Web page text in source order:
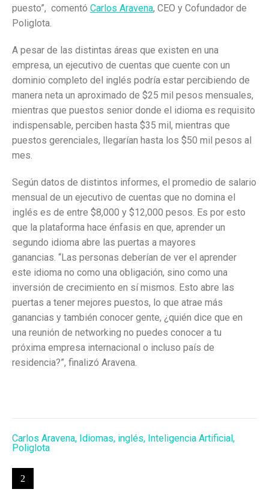
puesto”, comentó Carlos Aravena, CEO y Cofundador de
Poliglota.
A pesar de las distintas áreas que existen en una
empresa, un ejecutivo de cuentas que cuente con un
dominio completo del inglés podría estar percibiendo de
manera neta un aproximado de $25 mil pesos mensuales,
mientras que puestos senior donde el idioma es requisito
indispensable, perciben hasta $35 mil, mientras que
puestos gerenciales, llegarían hasta los $50 mil pesos al
mes.
Según datos de distintos informes, el promedio de salario
mensual de un ejecutivo de cuentas que no domina el
inglés es de entre $8,000 y $12,000 pesos. Es por esto
que la plataforma hace énfasis en que, aprender un
segundo idioma abre las puertas a mayores
ganancias. “Las personas deberían de ver el aprender
este idioma no como una obligación, sino como una
inversión de crecimiento en sí mismos. Esto abre las
puertas a tener mejores puestos, lo que atrae más
ganancias y también conocer gente, ¿quién dice que en
una reunión de networking no puedes conocer a tu
próxima empresa internacional o incluso país de
residencia?”, finalizó Aravena.
Carlos Aravena, Idiomas, inglés, Inteligencia Artificial ,
Poliglota